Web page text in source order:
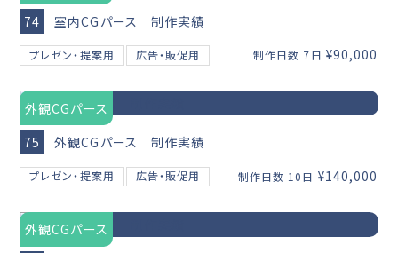
74
室内CGパース 制作実績
プレゼン・提案用 広告・販促用 制作日数 7日 ¥90,000
外観CGパース
75
外観CGパース 制作実績
プレゼン・提案用 広告・販促用 制作日数 10日 ¥140,000
外観CGパース